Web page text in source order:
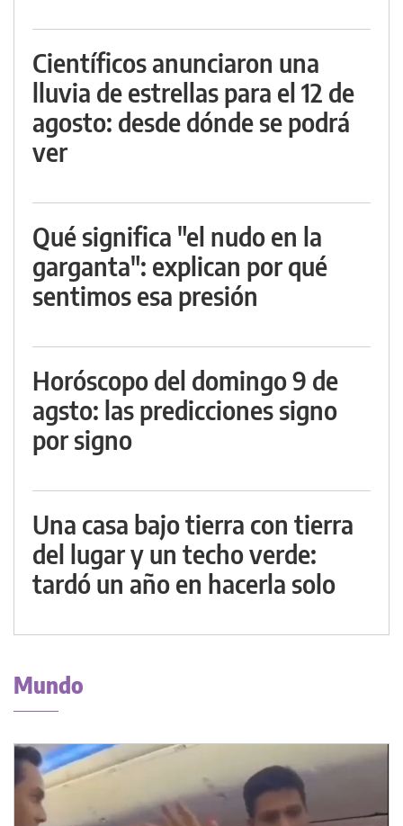
Científicos anunciaron una
lluvia de estrellas para el 12 de
agosto: desde dónde se podrá
ver
Qué significa "el nudo en la
garganta": explican por qué
sentimos esa presión
Horóscopo del domingo 9 de
agsto: las predicciones signo
por signo
Una casa bajo tierra con tierra
del lugar y un techo verde:
tardó un año en hacerla solo
Mundo